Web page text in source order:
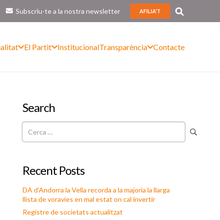
Subscriu-te a la nostra newsletter AFILIA’T
El Partit InstitucionalTransparència Contacte
Search
Recent Posts
DA d’Andorra la Vella recorda a la majoria la llarga
llista de voravies en mal estat on cal invertir
Registre de societats actualitzat